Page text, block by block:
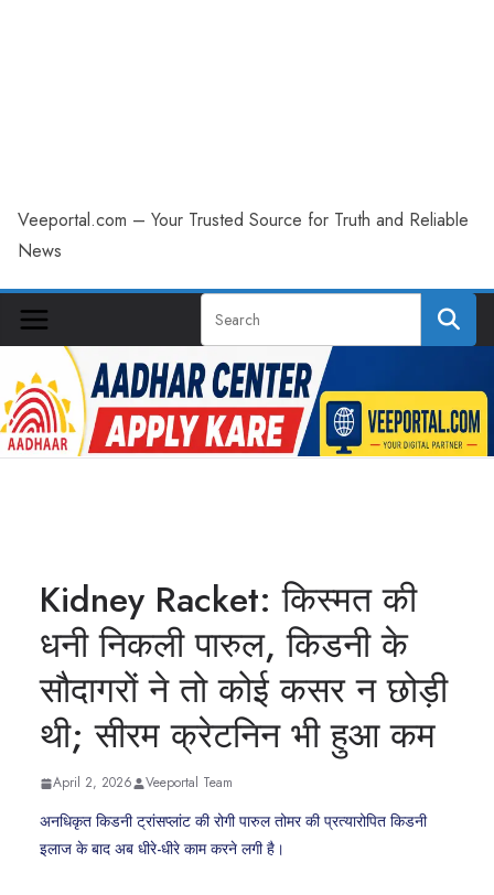
Veeportal.com – Your Trusted Source for Truth and Reliable
News
Kidney Racket: किस्मत की
धनी निकली पारुल, किडनी के
सौदागरों ने तो कोई कसर न छोड़ी
थी; सीरम क्रेटनिन भी हुआ कम
April 2, 2026 Veeportal Team
अनधिकृत किडनी ट्रांसप्लांट की रोगी पारुल तोमर की प्रत्यारोपित किडनी
इलाज के बाद अब धीरे-धीरे काम करने लगी है।